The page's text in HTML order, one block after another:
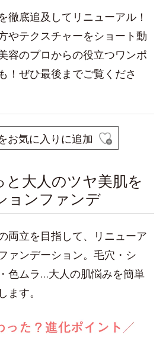
徹底追及してリニューアル！
やテクスチャーをショート動
容のプロからの役立つワンポ
！ぜひ最後までご覧くださ
お気に入りに追加
と大人のツヤ美肌を
ョンファンデ
両立を目指して、リニューア
ァンデーション。毛穴・シ
色ムラ…大人の肌悩みを簡単
ます。